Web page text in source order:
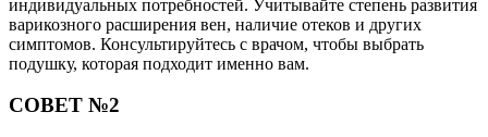
индивидуальных потребностей. Учитывайте степень развития
варикозного расширения вен, наличие отеков и других
симптомов. Консультируйтесь с врачом, чтобы выбрать
подушку, которая подходит именно вам.
СОВЕТ №2